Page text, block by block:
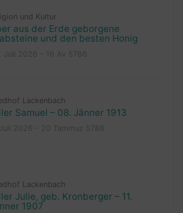
und Kultur
aus der Erde geborgene
und den besten Honig
Lackenbach
Samuel – 08. Jänner 1913
Lackenbach
Julie, geb. Kronberger – 11.
1907